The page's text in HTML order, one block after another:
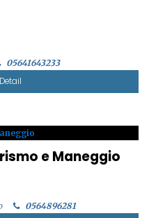
05641643233
e Maneggio
0564896281